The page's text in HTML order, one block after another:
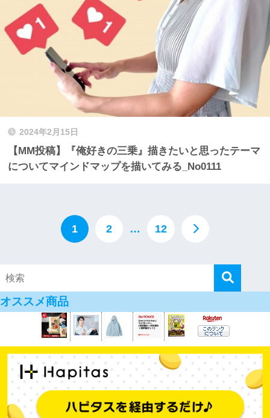
2024年2月15日
【MM投稿】『俺好きの三乗』描きたいと思ったテーマ
についてマインドマップを描いてみる_No0111
1 2 … 12
オススメ商品